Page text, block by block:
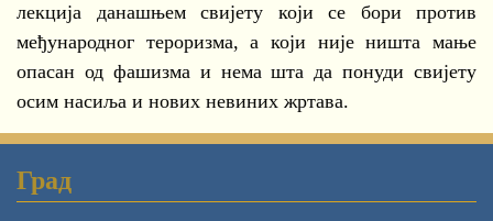
лекција данашњем свијету који се бори против
међународног тероризма, а који није ништа мање
опасан од фашизма и нема шта да понуди свијету
осим насиља и нових невиних жртава.
Град